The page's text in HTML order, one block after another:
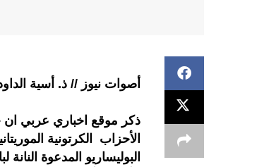
أصوات نيوز // ذ. أسية
ذكر موقع اخباري عربي ان
الأحزاب الكرتونية
البوليساريو المدعوة